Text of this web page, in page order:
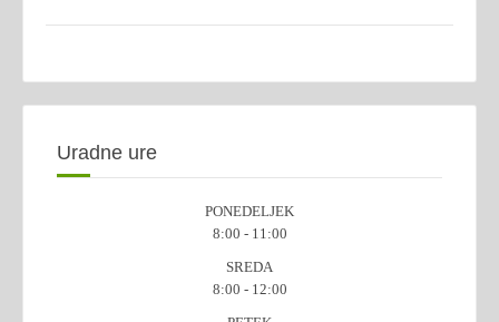
Uradne ure
PONEDELJEK
8:00 - 11:00
SREDA
8:00 - 12:00